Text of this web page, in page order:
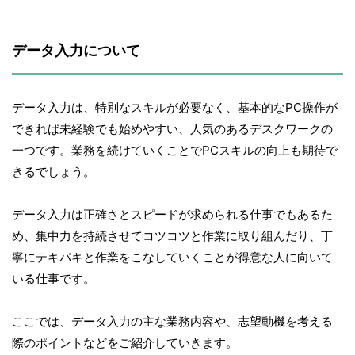
データ入力について
データ入力は、特別なスキルが必要なく、基本的なPC操作が
できれば未経験でも始めやすい、人気のあるデスクワークの
一つです。業務を続けていくことでPCスキルの向上も期待で
きるでしょう。
データ入力は正確さとスピードが求められる仕事でもあるた
め、集中力を持続させてコツコツと作業に取り組んだり、丁
寧にテキパキと作業をこなしていくことが得意な人に向いて
いる仕事です。
ここでは、データ入力の主な業務内容や、志望動機を考える
際のポイントなどをご紹介していきます。